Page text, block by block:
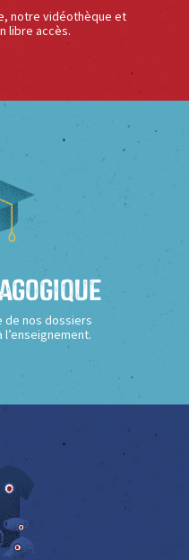
notre vidéothèque et
libre accès.
de nos dossiers